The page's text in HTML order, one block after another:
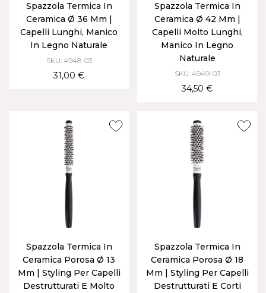
Spazzola Termica In
Ceramica Ø 36 Mm |
Capelli Lunghi, Manico
In Legno Naturale
SKU: 4948-03
31,00 €
Spazzola Termica In
Ceramica Ø 42 Mm |
Capelli Molto Lunghi,
Manico In Legno
Naturale
SKU: 4949-03
34,50 €
Spazzola Termica In
Ceramica Porosa Ø 13
Mm | Styling Per Capelli
Destrutturati E Molto
Spazzola Termica In
Ceramica Porosa Ø 18
Mm | Styling Per Capelli
Destrutturati E Corti